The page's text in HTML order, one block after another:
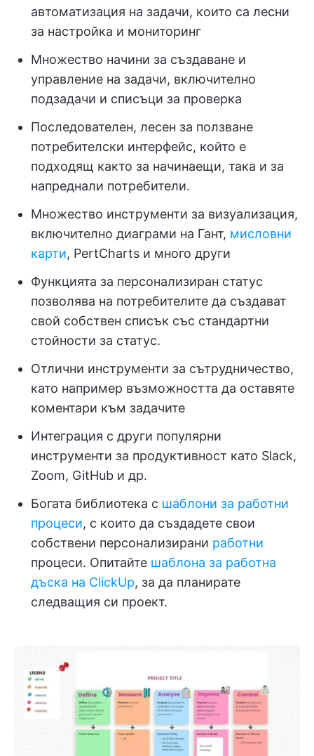
автоматизация на задачи, които са лесни
за настройка и мониторинг
Множество начини за създаване и
управление на задачи, включително
подзадачи и списъци за проверка
Последователен, лесен за ползване
потребителски интерфейс, който е
подходящ както за начинаещи, така и за
напреднали потребители.
Множество инструменти за визуализация,
включително диаграми на Гант, мисловни
карти, PertCharts и много други
Функцията за персонализиран статус
позволява на потребителите да създават
свой собствен списък със стандартни
стойности за статус.
Отлични инструменти за сътрудничество,
като например възможността да оставяте
коментари към задачите
Интеграция с други популярни
инструменти за продуктивност като Slack,
Zoom, GitHub и др.
Богата библиотека с шаблони за работни
процеси, с които да създадете свои
собствени персонализирани работни
процеси. Опитайте шаблона за работна
дъска на ClickUp, за да планирате
следващия си проект.